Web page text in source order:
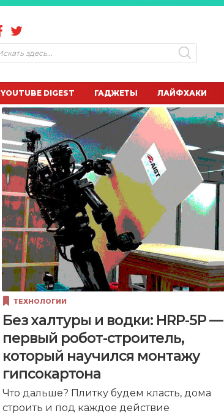
YOUTUBE DIGEST ГАДЖЕТЫ ЛАЙФХАКИ
ТЕХНОЛОГИИ
Без халтуры и водки: HRP-5P —
первый робот-строитель,
который научился монтажу
гипсокартона
Что дальше? Плитку будем класть, дома
строить и под каждое действие